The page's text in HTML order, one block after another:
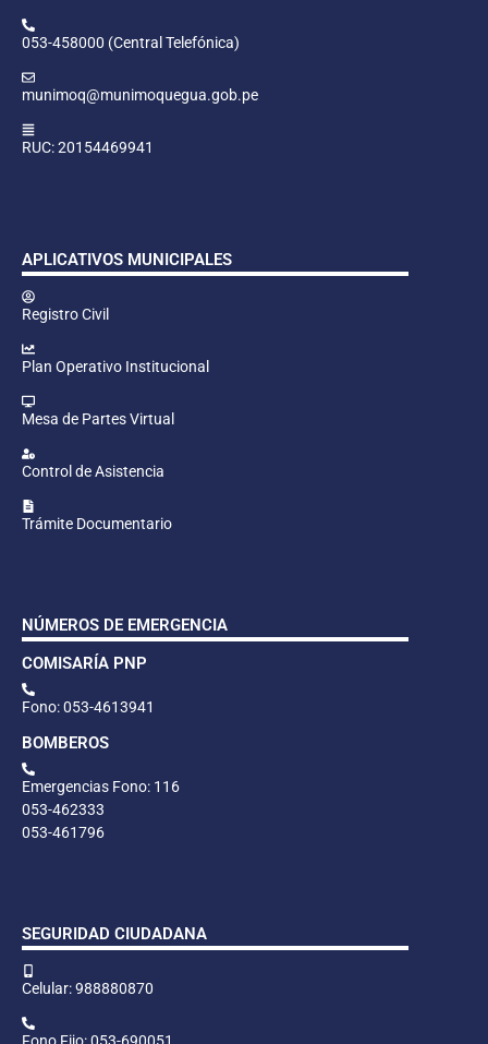
053-458000 (Central Telefónica)
munimoq@munimoquegua.gob.pe
RUC: 20154469941
APLICATIVOS MUNICIPALES
Registro Civil
Plan Operativo Institucional
Mesa de Partes Virtual
Control de Asistencia
Trámite Documentario
NÚMEROS DE EMERGENCIA
COMISARÍA PNP
Fono: 053-4613941
BOMBEROS
Emergencias Fono: 116
053-462333
053-461796
SEGURIDAD CIUDADANA
Celular: 988880870
Fono Fijo: 053-690051